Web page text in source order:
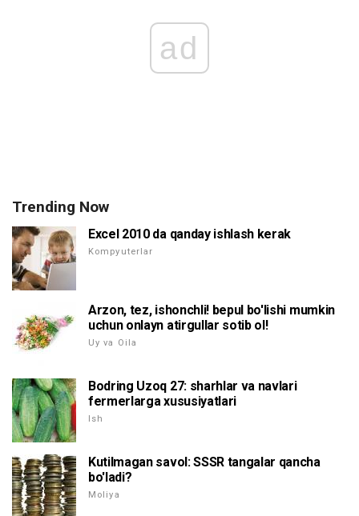
ad
Trending Now
Excel 2010 da qanday ishlash kerak
Kompyuterlar
Arzon, tez, ishonchli! bepul bo'lishi mumkin
uchun onlayn atirgullar sotib ol!
Uy va Oila
Bodring Uzoq 27: sharhlar va navlari
fermerlarga xususiyatlari
Ish
Kutilmagan savol: SSSR tangalar qancha
bo'ladi?
Moliya